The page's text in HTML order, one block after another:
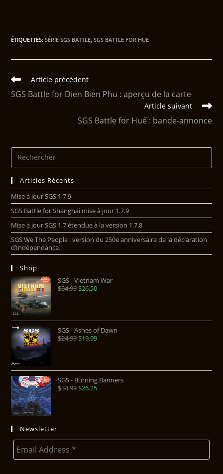
ÉTIQUETTES:SÉRIE SGS BATTLE SGS BATTLE FOR HUE
Article précédent
SGS Battle for Dien Bien Phu : aperçu de la carte
Article suivant
SGS Battle for Huế : bande-annonce
Articles Récents
Mise à jour SGS 1.7.9
SGS Battle for Shanghai mise à jour 1.7.9
Mise à jour SGS 1.7 étendue à la version 1.7.8
SGS We The People : version du 250e anniversaire de la déclaration
d’Indépendance.
Shop
SGS - Vietnam War
$34.99$26.50
SGS - Ashes of Dawn
$24.99$19.99
SGS - Burning Banners
$34.99$26.25
Newsletter